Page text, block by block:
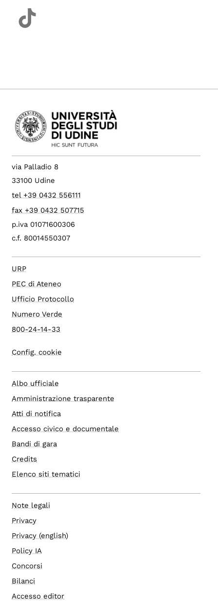
via Palladio 8
33100 Udine
tel +39 0432 556111
fax +39 0432 507715
p.iva 01071600306
c.f. 80014550307
URP
PEC di Ateneo
Ufficio Protocollo
Numero Verde
800-24-14-33
Config. cookie
Albo ufficiale
Amministrazione trasparente
Atti di notifica
Accesso civico e documentale
Bandi di gara
Credits
Elenco siti tematici
Note legali
Privacy
Privacy (english)
Policy IA
Concorsi
Bilanci
Accesso editor